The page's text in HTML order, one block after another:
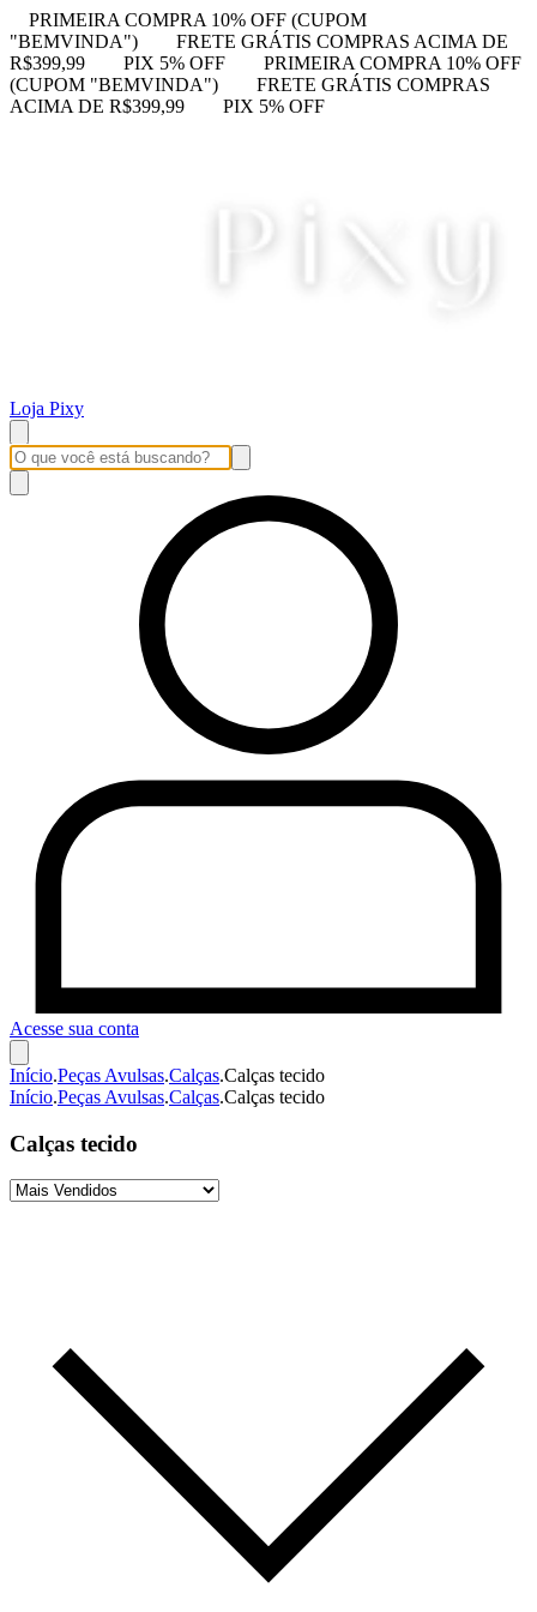
PRIMEIRA COMPRA 10% OFF (CUPOM
"BEMVINDA")
FRETE GRÁTIS COMPRAS ACIMA DE
R$399,99
PIX 5% OFF
PRIMEIRA COMPRA 10% OFF
(CUPOM "BEMVINDA")
FRETE GRÁTIS COMPRAS
ACIMA DE R$399,99
PIX 5% OFF
Loja Pixy
Acesse sua conta
Início.Peças Avulsas.Calças.Calças tecido
Início.Peças Avulsas.Calças.Calças tecido
Calças tecido